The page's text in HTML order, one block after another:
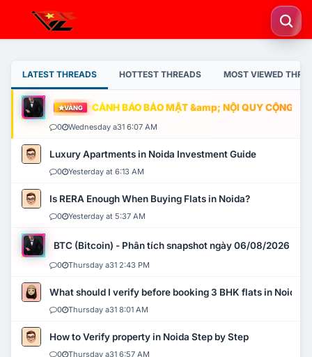
LATEST THREADS HOTTEST THREADS MOST VIEWED
VÀNG CẢNH BÁO BẢO MẬT &amp; NỘI QUY CỘNG
0 Wednesday a31 6:07 AM
Luxury Apartments in Noida Investment Guide
0 Yesterday at 6:13 AM
Is RERA Enough When Buying Flats in Noida?
0 Yesterday at 5:37 AM
BTC (Bitcoin) - Phân tích snapshot ngày 06/08/2026
0 Thursday a31 2:43 PM
What should I verify before booking 3 BHK flats in Noida?
0 Thursday a31 8:01 AM
How to Verify property in Noida Step by Step
0 Thursday a31 6:57 AM